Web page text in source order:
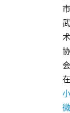
市
武
术
协
会
在
小
微